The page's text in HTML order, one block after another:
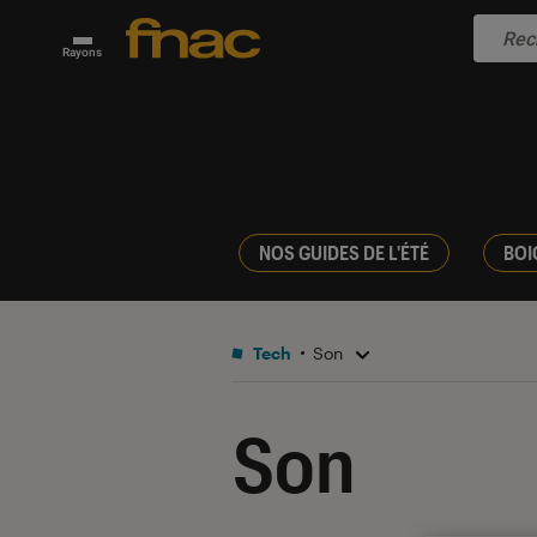
Rayons
NOS GUIDES DE L'ÉTÉ
Tech Son
Son